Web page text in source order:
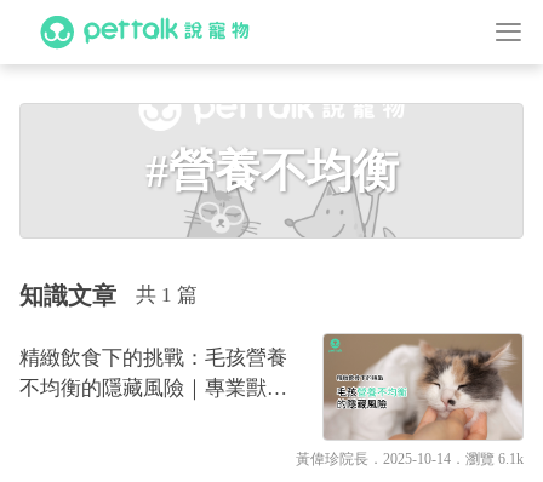
#營養不均衡
知識文章 共 1 篇
精緻飲食下的挑戰：毛孩營養
不均衡的隱藏風險｜專業獸醫
黃偉珍院長 ．2025-10-14． 瀏覽 6.1k